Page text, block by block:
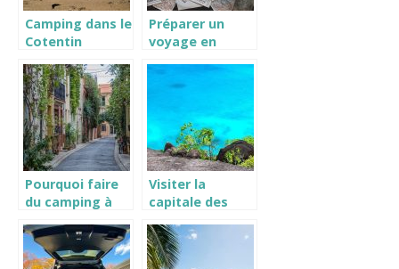
Camping dans le
Cotentin
Préparer un
voyage en
Pourquoi faire
du camping à
?
Visiter la
capitale des
Victoria